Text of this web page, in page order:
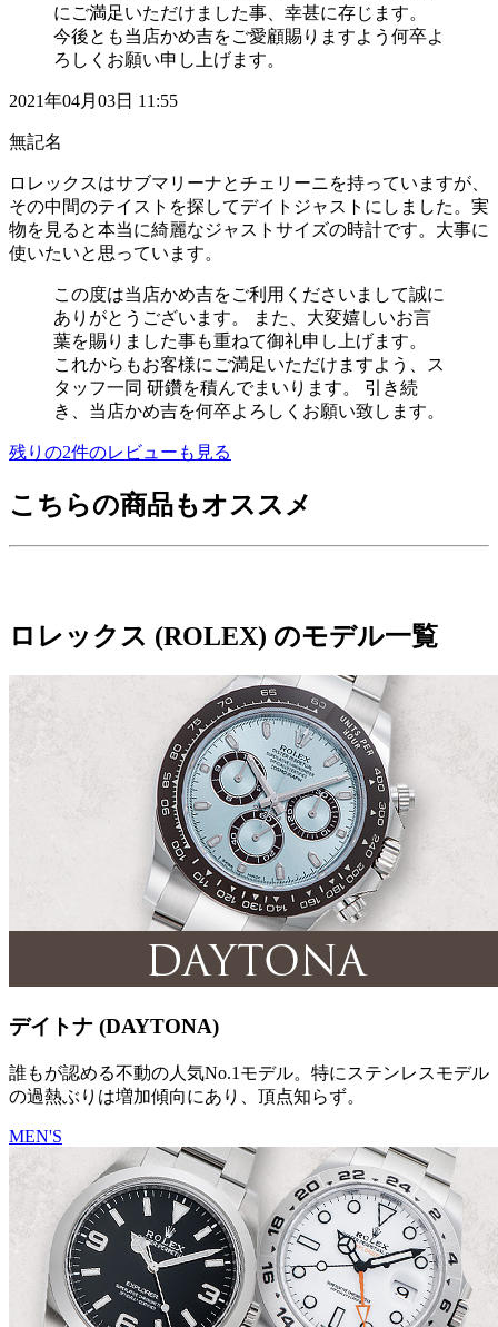
にご満足いただけました事、幸甚に存じます。
今後とも当店かめ吉をご愛顧賜りますよう何卒よ
ろしくお願い申し上げます。
2021年04月03日 11:55
無記名
ロレックスはサブマリーナとチェリーニを持っていますが、
その中間のテイストを探してデイトジャストにしました。実
物を見ると本当に綺麗なジャストサイズの時計です。大事に
使いたいと思っています。
この度は当店かめ吉をご利用くださいまして誠に
ありがとうございます。 また、大変嬉しいお言
葉を賜りました事も重ねて御礼申し上げます。
これからもお客様にご満足いただけますよう、ス
タッフ一同 研鑽を積んでまいります。 引き続
き、当店かめ吉を何卒よろしくお願い致します。
残りの2件のレビューも見る
こちらの商品もオススメ
ロレックス (ROLEX) のモデル一覧
デイトナ (DAYTONA)
誰もが認める不動の人気No.1モデル。特にステンレスモデル
の過熱ぶりは増加傾向にあり、頂点知らず。
MEN'S